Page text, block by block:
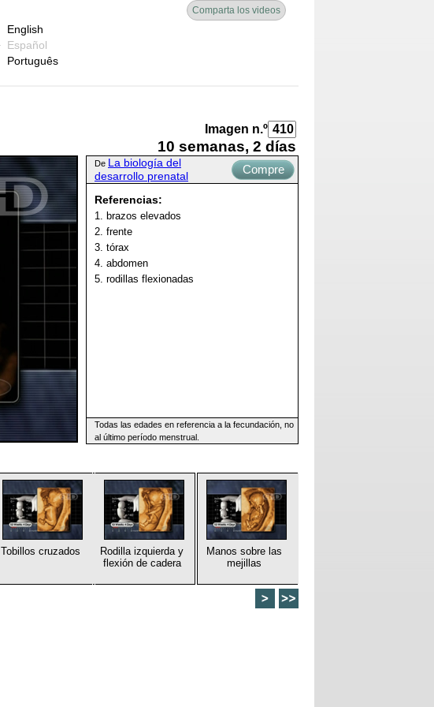
English
Español
Português
Comparta los videos
Imagen n.º
10 semanas, 2 días
Compre
De La biología del
desarrollo prenatal
Referencias:
1. brazos elevados
2. frente
3. tórax
4. abdomen
5. rodillas flexionadas
Todas las edades en referencia a la fecundación, no
al último período menstrual.
Tobillos cruzados
Rodilla izquierda y
flexión de cadera
Manos sobre las
mejillas